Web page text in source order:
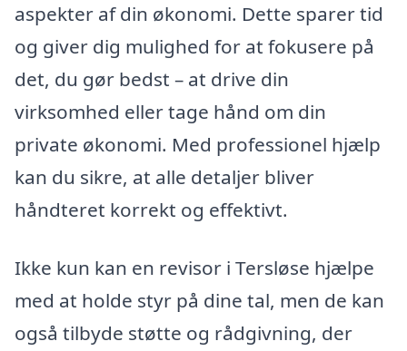
aspekter af din økonomi. Dette sparer tid
og giver dig mulighed for at fokusere på
det, du gør bedst – at drive din
virksomhed eller tage hånd om din
private økonomi. Med professionel hjælp
kan du sikre, at alle detaljer bliver
håndteret korrekt og effektivt.
Ikke kun kan en revisor i Tersløse hjælpe
med at holde styr på dine tal, men de kan
også tilbyde støtte og rådgivning, der